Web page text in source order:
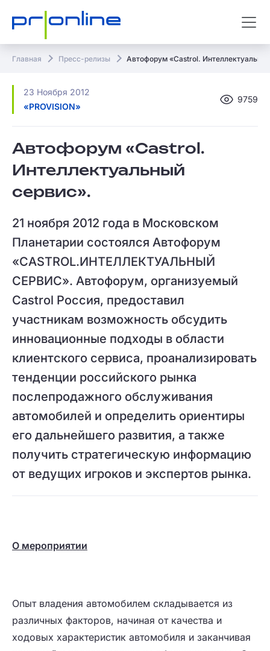
Главная Пресс-релизы Автофорум «Castrol.
23 Ноября 2012
«PROVISION»
9759
Автофорум «Castrol.
Интеллектуальный
сервис».
21 ноября 2012 года в Московском
Планетарии состоялся Автофорум
«CASTROL.ИНТЕЛЛЕКТУАЛЬНЫЙ
СЕРВИС». Автофорум, организуемый
Castrol Россия, предоставил
участникам возможность обсудить
инновационные подходы в области
клиентского сервиса, проанализировать
тенденции российского рынка
послепродажного обслуживания
автомобилей и определить ориентиры
его дальнейшего развития, а также
получить стратегическую информацию
от ведущих игроков и экспертов рынка.
О мероприятии
Опыт владения автомобилем складывается из
различных факторов, начиная от качества и
ходовых характеристик автомобиля и заканчивая